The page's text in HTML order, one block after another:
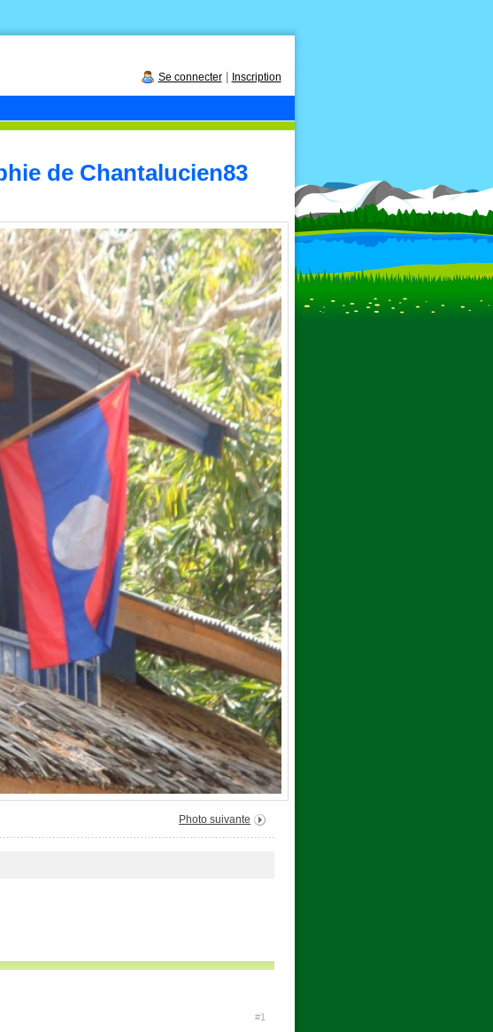
Se connecter| Inscription
de Chantalucien83
Photo suivante
#1